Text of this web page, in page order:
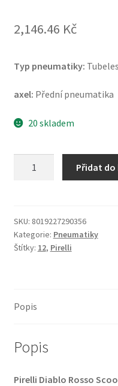
2,146.46 Kč
Typ pneumatiky:
axel: Přední pneumatika
20 skladem
SC
Rf.
100/90
TL
množství
Přidat do
SKU: 8019227290356
Kategorie: Pneumatiky
Štítky: 12, Pirelli
Popis
Popis
Pirelli Diablo Rosso